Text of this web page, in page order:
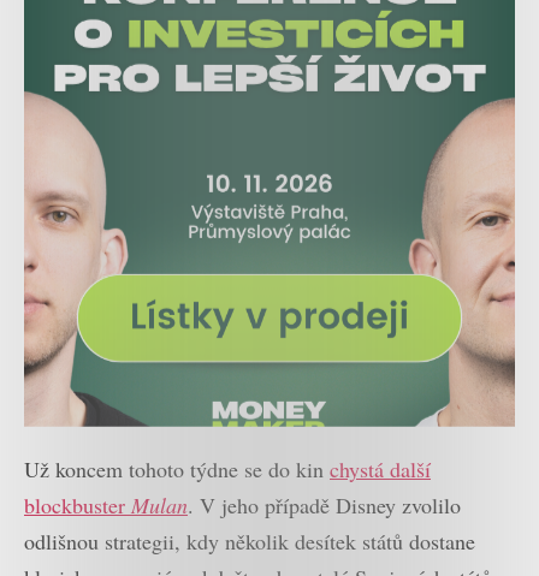
Už koncem tohoto týdne se do kin chystá další
blockbuster Mulan. V jeho případě Disney zvolilo
odlišnou strategii, kdy několik desítek států dostane